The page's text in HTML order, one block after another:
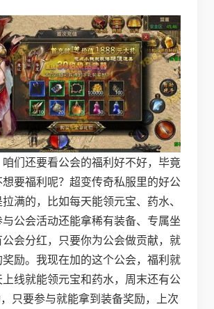
们还要看公会的福利好不好，毕竟
要福利呢？超变传奇私服里的好公
满的，比如每天能领元宝、药水、
公会活动还能拿稀有装备、专属坐
会分红，只要你为公会做贡献，就
励。我现在加的这个公会，福利就
线就能领元宝和药水，周末还有公
只要参与就能拿到装备奖励，上次